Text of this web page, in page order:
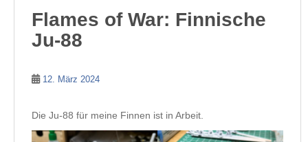
Flames of War: Finnische
Ju-88
12. März 2024
Die Ju-88 für meine Finnen ist in Arbeit.